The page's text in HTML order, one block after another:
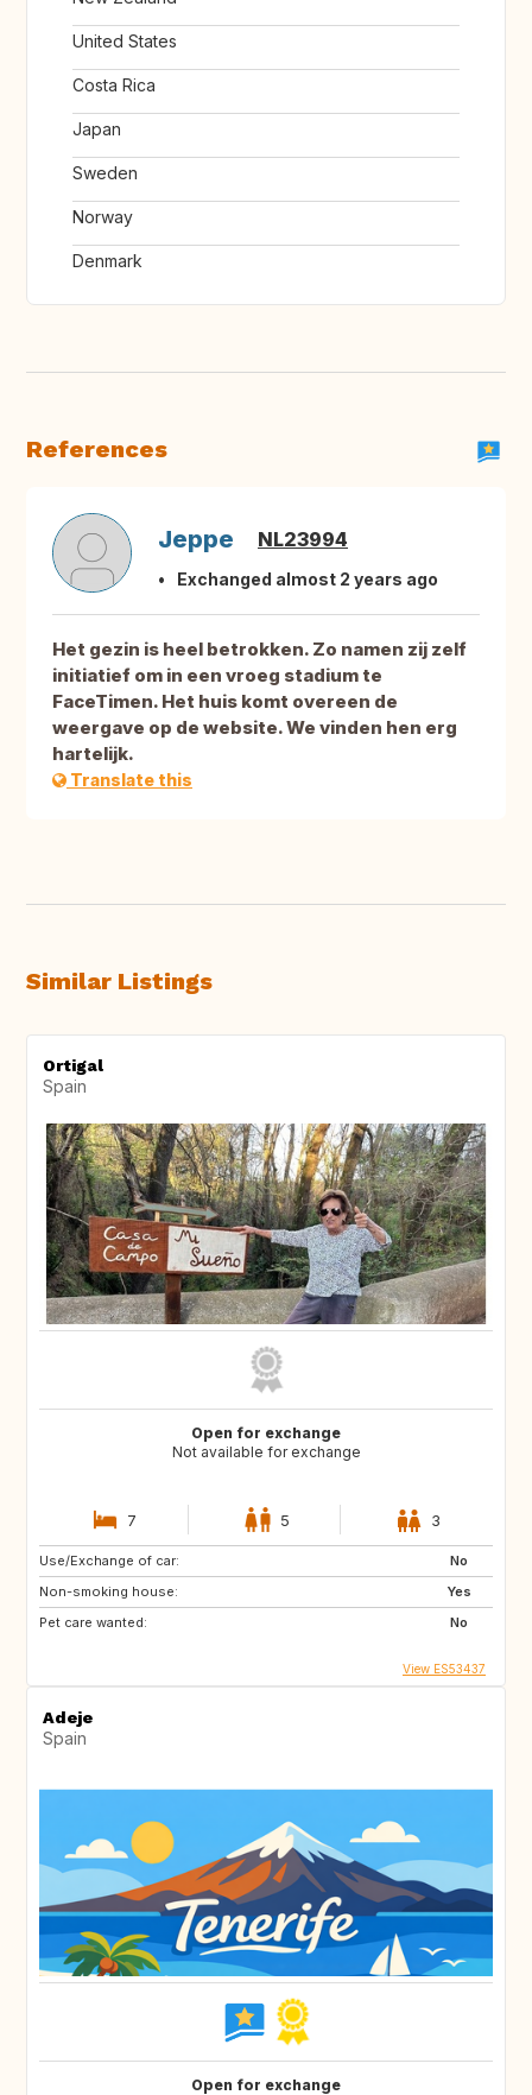
United States
Costa Rica
Japan
Sweden
Norway
Denmark
References
Jeppe NL23994
Exchanged almost 2 years ago
Het gezin is heel betrokken. Zo namen zij zelf
initiatief om in een vroeg stadium te
FaceTimen. Het huis komt overeen de
weergave op de website. We vinden hen erg
hartelijk.
Translate this
Similar Listings
Ortigal
Spain
Open for exchange
Not available for exchange
7 5 3
Use/Exchange of car:
No
Non-smoking house:
Yes
Pet care wanted:
No
View ES53437
Adeje
Spain
Open for exchange